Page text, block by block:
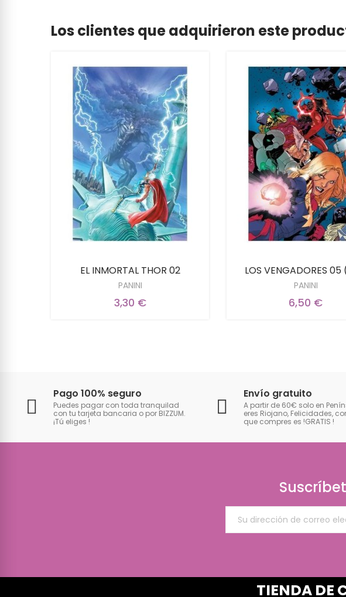
Los clientes que adquirieron este
EL INMORTAL THOR 02
PANINI
3,30 €
LOS VENGADORES 05
PANINI
6,50 €
Pago 100% seguro
Puedes pagar con toda tranquilad
con tu tarjeta bancaria o por BIZZUM.
¡Tú eliges !
Envío gratuito
A partir de 60€ solo en
eres Riojano, Felicidades,
que compres es !GRATIS !
TIENDA DE